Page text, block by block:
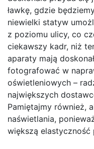
ławkę, gdzie
niewielki statyw
z poziomu ulicy, co
ciekawszy kadr, niż
aparaty mają
fotografować w
oświetleniowych –
największych
Pamiętajmy również,
naświetlania,
większą